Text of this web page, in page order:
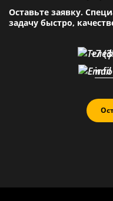
Оставьте заявку.
задачу быстро,
+7